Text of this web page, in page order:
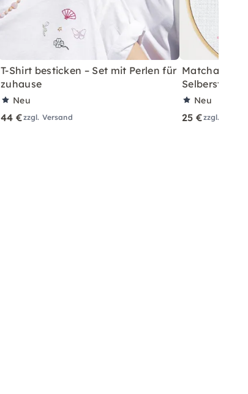
T-Shirt besticken – Set mit Perlen für
zuhause
Neu
44 €zzgl. Versand
Matcha
Selbersticken
Neu
25 €zzgl.